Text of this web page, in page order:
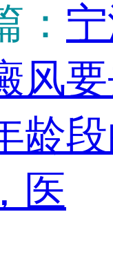
：
风
龄
医